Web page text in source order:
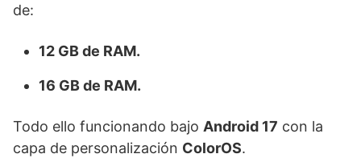
de:
12 GB de RAM.
16 GB de RAM.
Todo ello funcionando bajo Android 17 con la
capa de personalización ColorOS.